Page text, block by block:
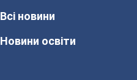
Всі новини
Новини освіти